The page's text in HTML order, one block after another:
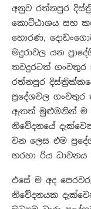
අනුව රත්නපුර
කොට්ඨාශය සහ
හොරණ,
මදුරාවල යන
තවදුරටත්
රත්නපුර
ප්‍රදේශවල
ඇතත් මුළුමනින් ම
නිවේදනයේ
වන ලෙස එම
හරහා රිය
එසේ ම අද
නිවේදනයක